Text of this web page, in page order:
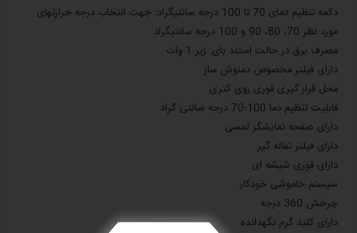
دکمه تنظیم دمای 70 تا 100 درجه سانتیگراد: جهت انتخاب درجه حرارتهای
مورد نظر 70، 80، 90 و 100 درجه سانتیگراد
مصرف برق در حالت استند بای: زیر 1 وات
دارای فیلتر مخصوص دمنوش ساز
محل قرار گیری قوری روی کتری
قابلیت تنظیم دما 100-70 درجه سانتی گراد
دارای صفحه نمایشگر لمسی
دارای فیلتر تفاله گیر
دارای قوری شیشه ای
سیستم خاموشی خودکار
چرخش 360 درجه
دارای کلید گرم نگهدانده